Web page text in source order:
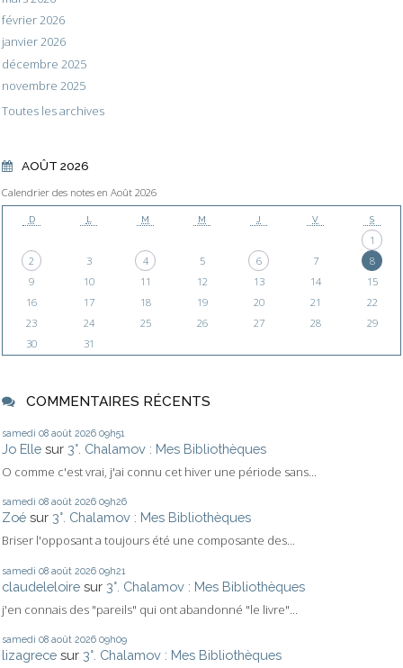
février 2026
janvier 2026
décembre 2025
novembre 2025
Toutes les archives
AOÛT 2026
Calendrier des notes en Août 2026
D L M M J V S
1
2
3 4 5 6 7
8
9
10 11 12 13 14
15
16
17 18 19 20 21
22
23
24 25 26 27 28
29
30
31
COMMENTAIRES RÉCENTS
samedi 08 août 2026 09h51
Jo Elle sur 3°. Chalamov : Mes Bibliothèques
O comme c'est vrai, j'ai connu cet hiver une période sans...
samedi 08 août 2026 09h26
Zoé sur 3°. Chalamov : Mes Bibliothèques
Briser l'opposant a toujours été une composante des...
samedi 08 août 2026 09h21
claudeleloire sur 3°. Chalamov : Mes Bibliothèques
j'en connais des "pareils" qui ont abandonné "le livre"...
samedi 08 août 2026 09h09
lizagrece sur 3°. Chalamov : Mes Bibliothèques